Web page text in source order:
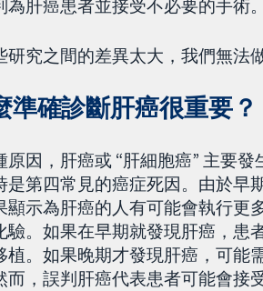
為肝癌患者並接受不必要的手術。
研究之間的差異太大，我們無法
準確診斷肝癌很重要？
原因，肝癌或 “肝細胞癌” 主要
是第四常見的癌症死因。由於早
顯示為肝癌的人有可能會執行更
驗。如果在早期就發現肝癌，患
植。如果晚期才發現肝癌，可能
而，誤判肝癌代表患者可能會接